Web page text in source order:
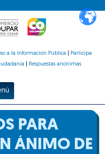
a la Información Pública
Participa
Respuestas anónimas
PARA
ÁNIMO DE